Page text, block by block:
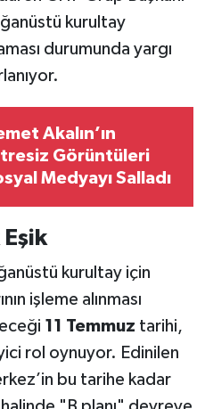
kurultay
durumunda yargı
Akalın’ın
Görüntüleri
Medyayı Salladı
kurultay için
işleme alınması
11 Temmuz tarihi,
rol oynuyor. Edinilen
bu tarihe kadar